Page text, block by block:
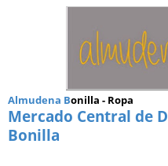
Almudena Bonilla - Ropa
Mercado Central de D
Bonilla